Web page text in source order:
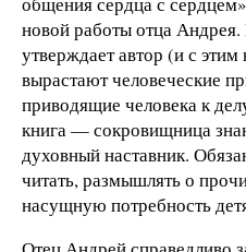
новой работы отца
утверждает автор (и с этим
вырастают человеческие
приводящие человека к
книга — сокровищница
духовный наставник.
читать, размышлять о
насущную потребность